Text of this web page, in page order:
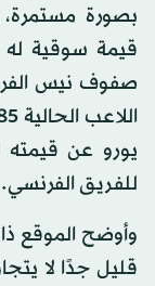
بصورة مستمرة،
قيمة سوقية له
صفوف نيس
يورو عن قيمته
للفريق الفرنسي.
وأوضح الموقع